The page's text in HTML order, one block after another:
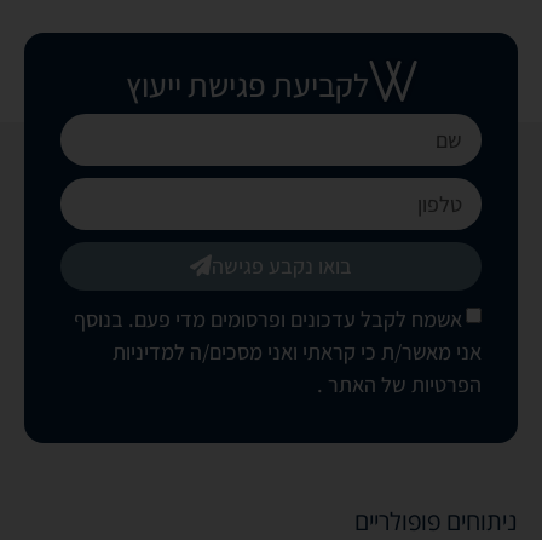
לקביעת פגישת ייעוץ
אשמח לקבל עדכונים ופרסומים מדי פעם. בנוסף
אני מאשר/ת כי קראתי ואני מסכים/ה למדיניות
הפרטיות של האתר .
בואו נקבע פגישה
ניתוחים פופולריים